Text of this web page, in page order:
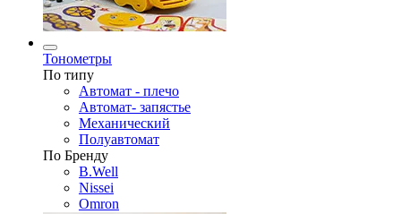
Тонометры
По типу
Автомат - плечо
Автомат- запястье
Механический
Полуавтомат
По Бренду
B.Well
Nissei
Omron